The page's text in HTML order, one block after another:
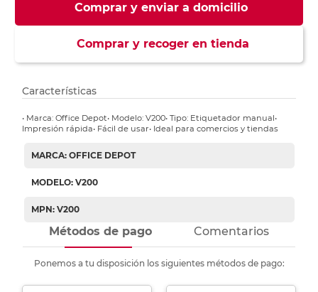
Comprar y enviar a domicilio
Comprar y recoger en tienda
Características
• Marca: Office Depot• Modelo: V200• Tipo: Etiquetador manual•
Impresión rápida• Fácil de usar• Ideal para comercios y tiendas
MARCA: OFFICE DEPOT
MODELO: V200
MPN: V200
Métodos de pago Comentarios
Ponemos a tu disposición los siguientes métodos de pago: